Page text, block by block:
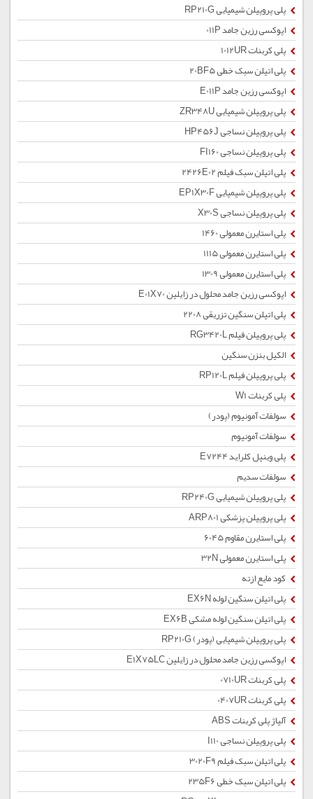
پلی پروپیلن شیمیایی RP210G
اپوکسی رزین جامد 011P
پلی کربنات 1012UR
پلی اتیلن سبک خطی 20BF5
اپوکسی رزین جامد E011P
پلی پروپیلن شیمیایی ZR348U
پلی پروپیلن نساجی HP456J
پلی پروپیلن نساجی FI160
پلی اتیلن سبک فیلم 2426E02
پلی پروپیلن شیمیایی EP1X30F
پلی پروپیلن نساجی X30S
پلی استایرن معمولی 1460
پلی استایرن معمولی 1115
پلی استایرن معمولی 1309
اپوکسی رزین جامد محلول در زایلین E01X70
پلی اتیلن سنگین تزریقی 2208
پلی پروپیلن فیلم RG3420L
الکیل بنزن سنگین
پلی پروپیلن فیلم RP120L
پلی کربنات W1
سولفات آمونیوم (پودر)
سولفات آمونیوم
پلی وینیل کلراید E7244
سولفات سدیم
پلی پروپیلن شیمیایی RP240G
پلی پروپیلن پزشکی ARP801
پلی استایرن مقاوم 6045
پلی استایرن معمولی 32N
کود مایع ازته
پلی اتیلن سنگین لوله EX6N
پلی اتیلن سنگین لوله مشکی EX6B
پلی پروپیلن شیمیایی (پودر) RP210G
اپوکسی رزین جامد محلول در زایلین E1X75LC
پلی کربنات 0710UR
پلی کربنات 0407UR
آلیاژ پلی کربنات ABS
پلی پروپیلن نساجی I110
پلی اتیلن سبک فیلم 3020F9
پلی اتیلن سبک خطی 235F6